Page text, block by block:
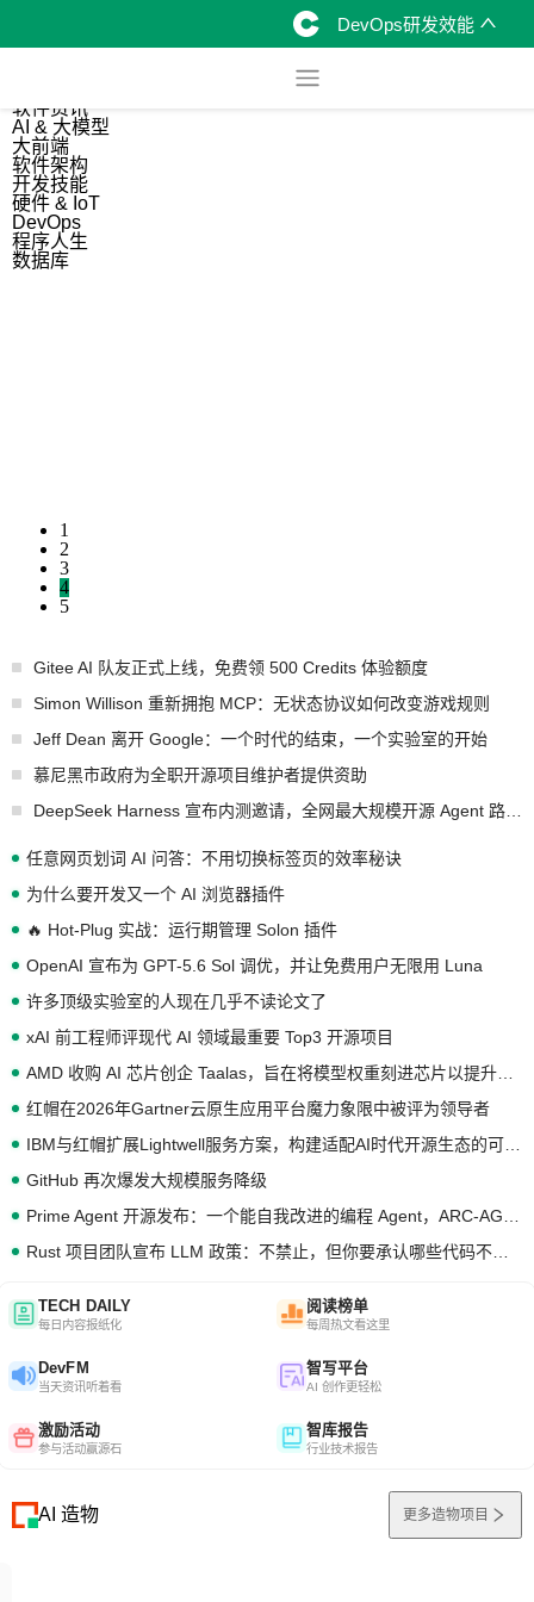
DevOps研发效能
软件资讯
AI & 大模型
大前端
软件架构
开发技能
硬件 & IoT
DevOps
程序人生
数据库
1
2
3
4
5
Gitee AI 队友正式上线，免费领 500 Credits 体验额度
Simon Willison 重新拥抱 MCP：无状态协议如何改变游戏规则
Jeff Dean 离开 Google：一个时代的结束，一个实验室的开始
慕尼黑市政府为全职开源项目维护者提供资助
任意网页划词 AI 问答：不用切换标签页的效率秘诀
为什么要开发又一个 AI 浏览器插件
🔥 Hot-Plug 实战：运行期管理 Solon 插件
OpenAI 宣布为 GPT-5.6 Sol 调优，并让免费用户无限用 Luna
许多顶级实验室的人现在几乎不读论文了
xAI 前工程师评现代 AI 领域最重要 Top3 开源项目
红帽在2026年Gartner云原生应用平台魔力象限中被评为领导者
GitHub 再次爆发大规模服务降级
TECH DAILY
每日内容报纸化
阅读榜单
每周热文看这里
DevFM
当天资讯听着看
智写平台
AI 创作更轻松
激励活动
参与活动赢源石
智库报告
行业技术报告
AI 造物 更多造物项目